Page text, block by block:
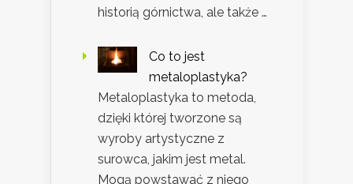
historią górnictwa, ale także …
Co to jest
metaloplastyka?
Metaloplastyka to metoda,
dzięki której tworzone są
wyroby artystyczne z
surowca, jakim jest metal.
Mogą powstawać z niego